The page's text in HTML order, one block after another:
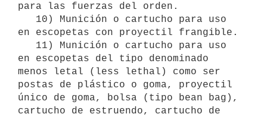
para las fuerzas del orden.
en escopetas con proyectil frangible.
en escopetas del tipo denominado
menos letal (less lethal) como ser
postas de plástico o goma, proyectil
único de goma, bolsa (tipo bean bag),
cartucho de estruendo, cartucho de